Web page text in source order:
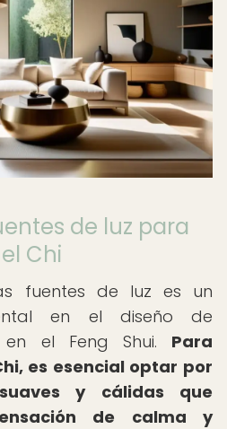
de luz para
Chi
fuentes de luz es un
en el diseño de
el Feng Shui. Para
es esencial optar por
y cálidas que
de calma y